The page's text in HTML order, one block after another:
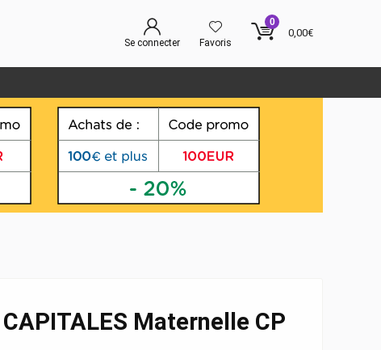
Se connecter Favoris
0
0,00€
Maternelle CP